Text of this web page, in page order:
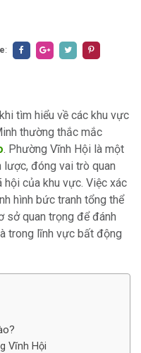
:
tìm hiểu về các khu vực
thường thắc mắc
. Phường Vĩnh Hội là một
đóng vai trò quan
của khu vực. Việc xác
hình bức tranh tổng thể
sở quan trọng để đánh
trong lĩnh vực bất động
Vĩnh Hội